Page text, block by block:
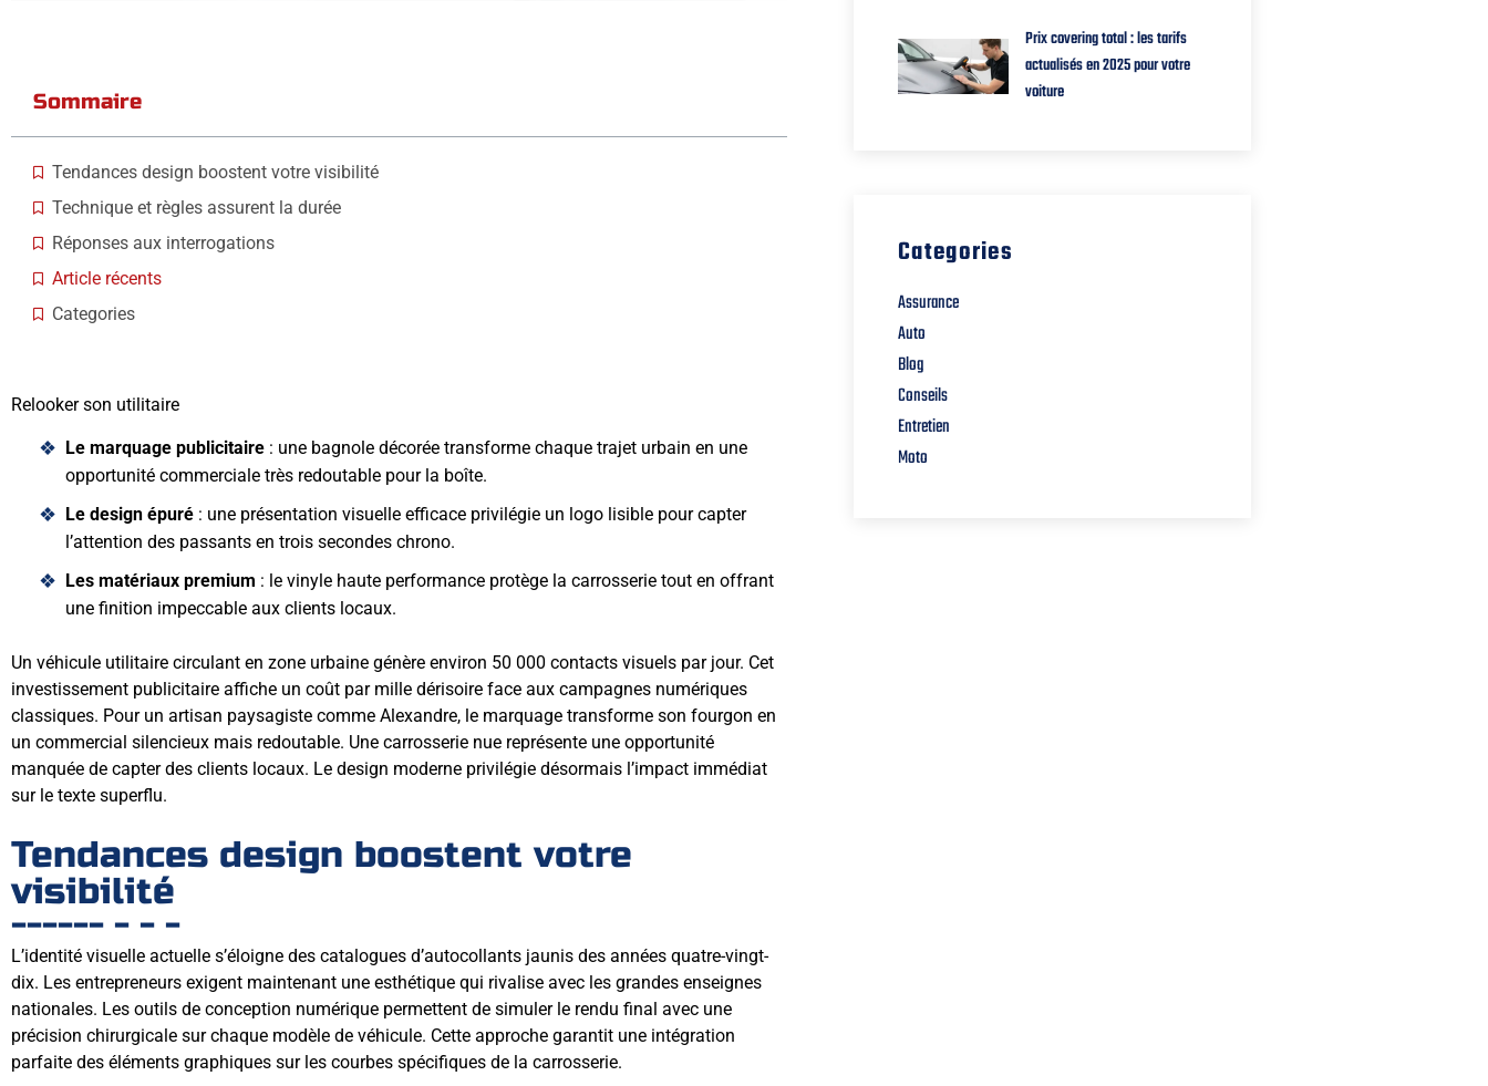
Sommaire
Tendances design boostent votre visibilité
Technique et règles assurent la durée
Réponses aux interrogations
Article récents
Categories
Relooker son utilitaire
Le marquage publicitaire : une bagnole décorée transforme chaque trajet urbain en une
opportunité commerciale très redoutable pour la boîte.
Le design épuré : une présentation visuelle efficace privilégie un logo lisible pour capter
l’attention des passants en trois secondes chrono.
Les matériaux premium : le vinyle haute performance protège la carrosserie tout en offrant
une finition impeccable aux clients locaux.
Un véhicule utilitaire circulant en zone urbaine génère environ 50 000 contacts visuels par jour. Cet
investissement publicitaire affiche un coût par mille dérisoire face aux campagnes numériques
classiques. Pour un artisan paysagiste comme Alexandre, le marquage transforme son fourgon en
un commercial silencieux mais redoutable. Une carrosserie nue représente une opportunité
manquée de capter des clients locaux. Le design moderne privilégie désormais l’impact immédiat
sur le texte superflu.
Tendances design boostent votre
visibilité
L’identité visuelle actuelle s’éloigne des catalogues d’autocollants jaunis des années quatre-vingt-
dix. Les entrepreneurs exigent maintenant une esthétique qui rivalise avec les grandes enseignes
nationales. Les outils de conception numérique permettent de simuler le rendu final avec une
précision chirurgicale sur chaque modèle de véhicule. Cette approche garantit une intégration
parfaite des éléments graphiques sur les courbes spécifiques de la carrosserie.
Prix covering total : les tarifs
actualisés en 2025 pour votre
voiture
Categories
Assurance
Auto
Blog
Conseils
Entretien
Moto